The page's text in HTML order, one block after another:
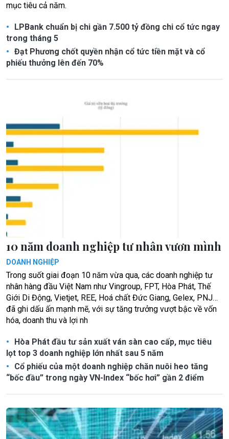
mục tiêu cả năm.
LPBank chuẩn bị chi gần 7.500 tỷ đồng chi cổ tức ngay
trong tháng 5
Đạt Phương chốt quyền nhận cổ tức tiền mặt và cổ
phiếu thưởng lên đến 70%
10 năm doanh nghiệp tư nhân vươn mình
DOANH NGHIỆP
Trong suốt giai đoạn 10 năm vừa qua, các doanh nghiệp tư
nhân hàng đầu Việt Nam như Vingroup, FPT, Hòa Phát, Thế
Giới Di Động, Vietjet, REE, Hoá chất Đức Giang, Gelex, PNJ…
đã ghi dấu ấn mạnh mẽ, với sự tăng trưởng vượt bậc về vốn
hóa, doanh thu và lợi nh
Hòa Phát đầu tư sản xuất ván sàn cao cấp, mục tiêu
lọt top 3 doanh nghiệp lớn nhất sau 5 năm
Cổ phiếu của một doanh nghiệp chăn nuôi heo tăng
“bốc đầu” trong ngày VN-Index “bốc hơi” gần 2 điểm